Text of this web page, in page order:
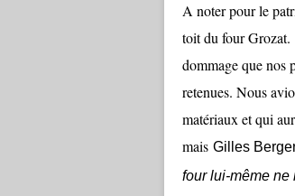
A noter pour le
toit du four Grozat.
dommage que nos
retenues. Nous
matériaux et qui
mais Gilles
four lui-même ne